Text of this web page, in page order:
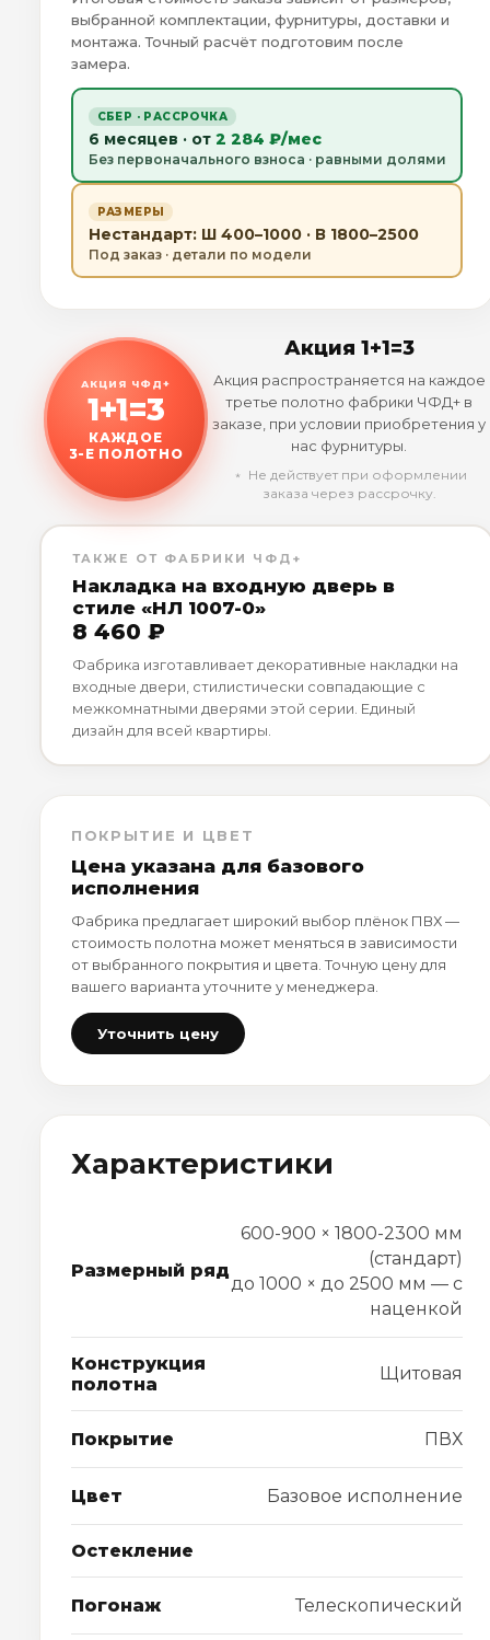
выбранной комплектации, фурнитуры, доставки и
монтажа. Точный расчёт подготовим после
замера.
СБЕР · РАССРОЧКА
6 месяцев · от 2 284 ₽/мес
Без первоначального взноса · равными долями
РАЗМЕРЫ
Нестандарт: Ш 400–1000 · В 1800–2500
Под заказ · детали по модели
АКЦИЯ ЧФД+
1+1=3
КАЖДОЕ
3-Е ПОЛОТНО
Акция 1+1=3
Акция распространяется на каждое
третье полотно фабрики ЧФД+ в
заказе, при условии приобретения у
нас фурнитуры.
﹡ Не действует при оформлении
заказа через рассрочку.
ТАКЖЕ ОТ ФАБРИКИ ЧФД+
Накладка на входную дверь в
стиле «НЛ 1007-0»
8 460 ₽
Фабрика изготавливает декоративные накладки на
входные двери, стилистически совпадающие с
межкомнатными дверями этой серии. Единый
дизайн для всей квартиры.
ПОКРЫТИЕ И ЦВЕТ
Цена указана для базового
исполнения
Фабрика предлагает широкий выбор плёнок ПВХ —
стоимость полотна может меняться в зависимости
от выбранного покрытия и цвета. Точную цену для
вашего варианта уточните у менеджера.
Уточнить цену
Характеристики
Размерный ряд
600-900 × 1800-2300 мм
(стандарт)
до 1000 × до 2500 мм — с
наценкой
Конструкция
полотна
Щитовая
Покрытие ПВХ
Цвет Базовое исполнение
Остекление
Погонаж Телескопический